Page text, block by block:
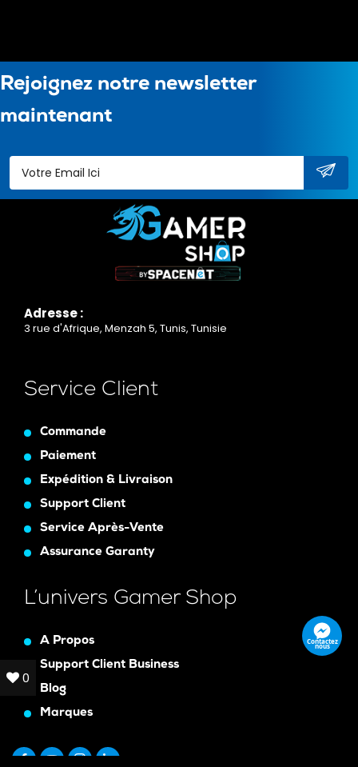
Rejoignez notre newsletter
maintenant
Adresse :
3 rue d'Afrique, Menzah 5, Tunis, Tunisie
Service Client
Commande
Paiement
Expédition & Livraison
Support Client
Service Après-Vente
Assurance Garanty
L’univers Gamer Shop
A Propos
Support Client Business
Blog
Marques
Contactez
nous
0
0